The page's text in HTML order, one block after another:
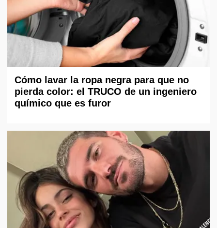
Cómo lavar la ropa negra para que no
pierda color: el TRUCO de un ingeniero
químico que es furor